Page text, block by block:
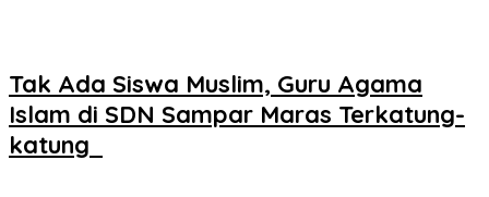
Tak Ada Siswa Muslim, Guru Agama
Islam di SDN Sampar Maras Terkatung-
katung ‎